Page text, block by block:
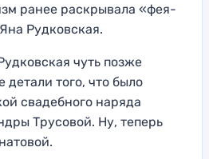
ранее раскрывала «фея-
Рудковская.
чуть позже
детали того, что было
свадебного наряда
Трусовой. Ну, теперь